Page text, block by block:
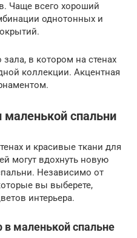
Чаще всего хороший
однотонных и
в котором на стенах
коллекции. Акцентная
спальни
и красивые ткани для
могут вдохнуть новую
Независимо от
вы выберете,
интерьера.
маленькой спальне